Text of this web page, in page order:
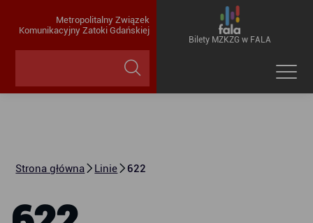
Metropolitalny Związek
Komunikacyjny Zatoki Gdańskiej
Bilety MZKZG w FALA
Strona główna Linie 622